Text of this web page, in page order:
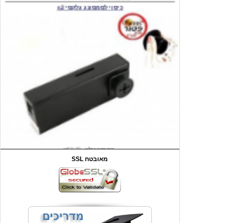
₪90.00 מחיר שוק
₪49.00 המחיר כולל משלוח :
כיסוי אחורי לאייפון 4/4S
SSL מאובטח